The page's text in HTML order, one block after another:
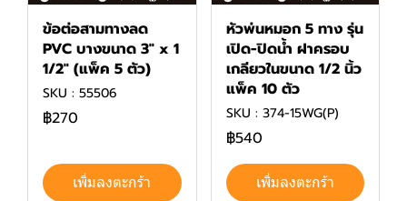
ข้อต่อสามทางลด
PVC บางขนาด 3" x 1
1/2" (แพ็ค 5 ตัว)
SKU : 55506
฿270
เพิ่มลงตะกร้า
หัวพ่นหมอก 5 ทาง รุ่น
เปิด-ปิดน้ำ ฝาครอบ
เกลียวในขนาด 1/2 นิ้ว
แพ็ค 10 ตัว
SKU : 374-15WG(P)
฿540
เพิ่มลงตะกร้า